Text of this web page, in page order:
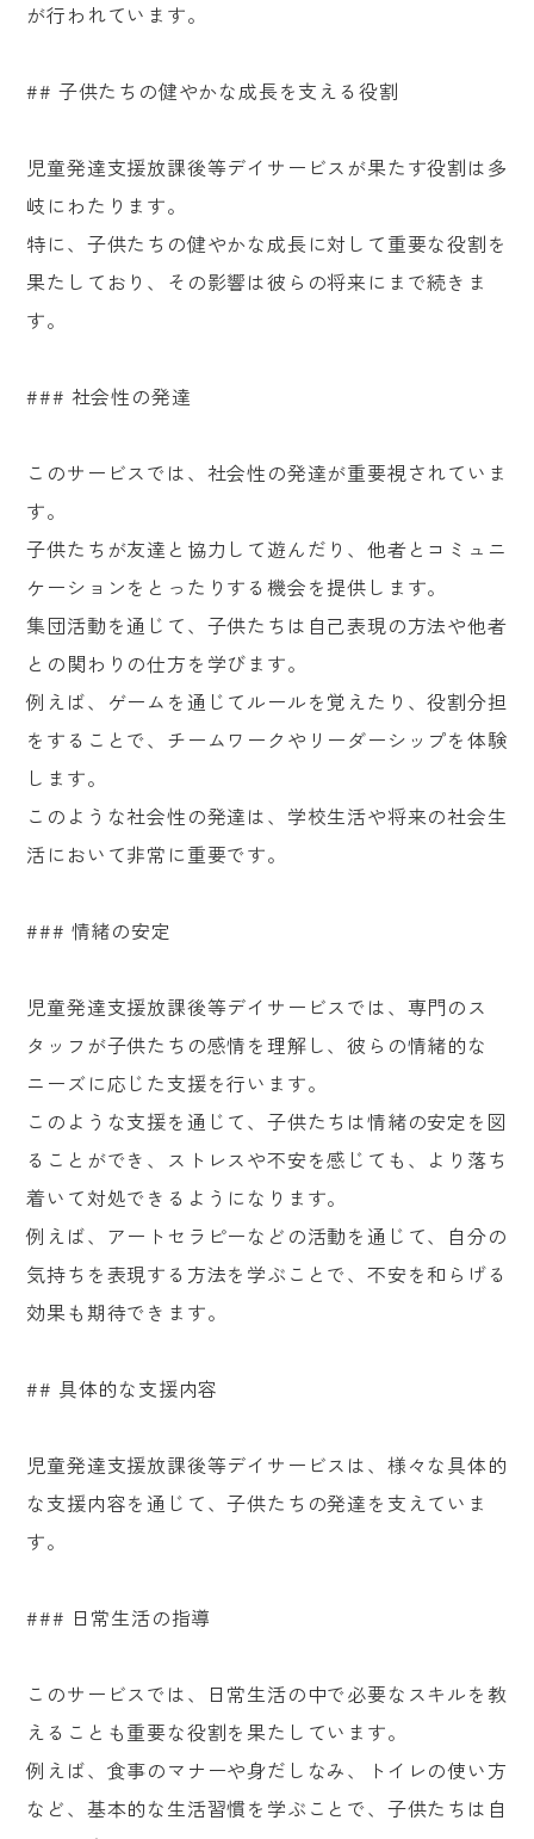
が行われています。
## 子供たちの健やかな成長を支える役割
児童発達支援放課後等デイサービスが果たす役割は多
岐にわたります。
特に、子供たちの健やかな成長に対して重要な役割を
果たしており、その影響は彼らの将来にまで続きま
す。
### 社会性の発達
このサービスでは、社会性の発達が重要視されていま
す。
子供たちが友達と協力して遊んだり、他者とコミュニ
ケーションをとったりする機会を提供します。
集団活動を通じて、子供たちは自己表現の方法や他者
との関わりの仕方を学びます。
例えば、ゲームを通じてルールを覚えたり、役割分担
をすることで、チームワークやリーダーシップを体験
します。
このような社会性の発達は、学校生活や将来の社会生
活において非常に重要です。
### 情緒の安定
児童発達支援放課後等デイサービスでは、専門のス
タッフが子供たちの感情を理解し、彼らの情緒的な
ニーズに応じた支援を行います。
このような支援を通じて、子供たちは情緒の安定を図
ることができ、ストレスや不安を感じても、より落ち
着いて対処できるようになります。
例えば、アートセラピーなどの活動を通じて、自分の
気持ちを表現する方法を学ぶことで、不安を和らげる
効果も期待できます。
## 具体的な支援内容
児童発達支援放課後等デイサービスは、様々な具体的
な支援内容を通じて、子供たちの発達を支えていま
す。
### 日常生活の指導
このサービスでは、日常生活の中で必要なスキルを教
えることも重要な役割を果たしています。
例えば、食事のマナーや身だしなみ、トイレの使い方
など、基本的な生活習慣を学ぶことで、子供たちは自